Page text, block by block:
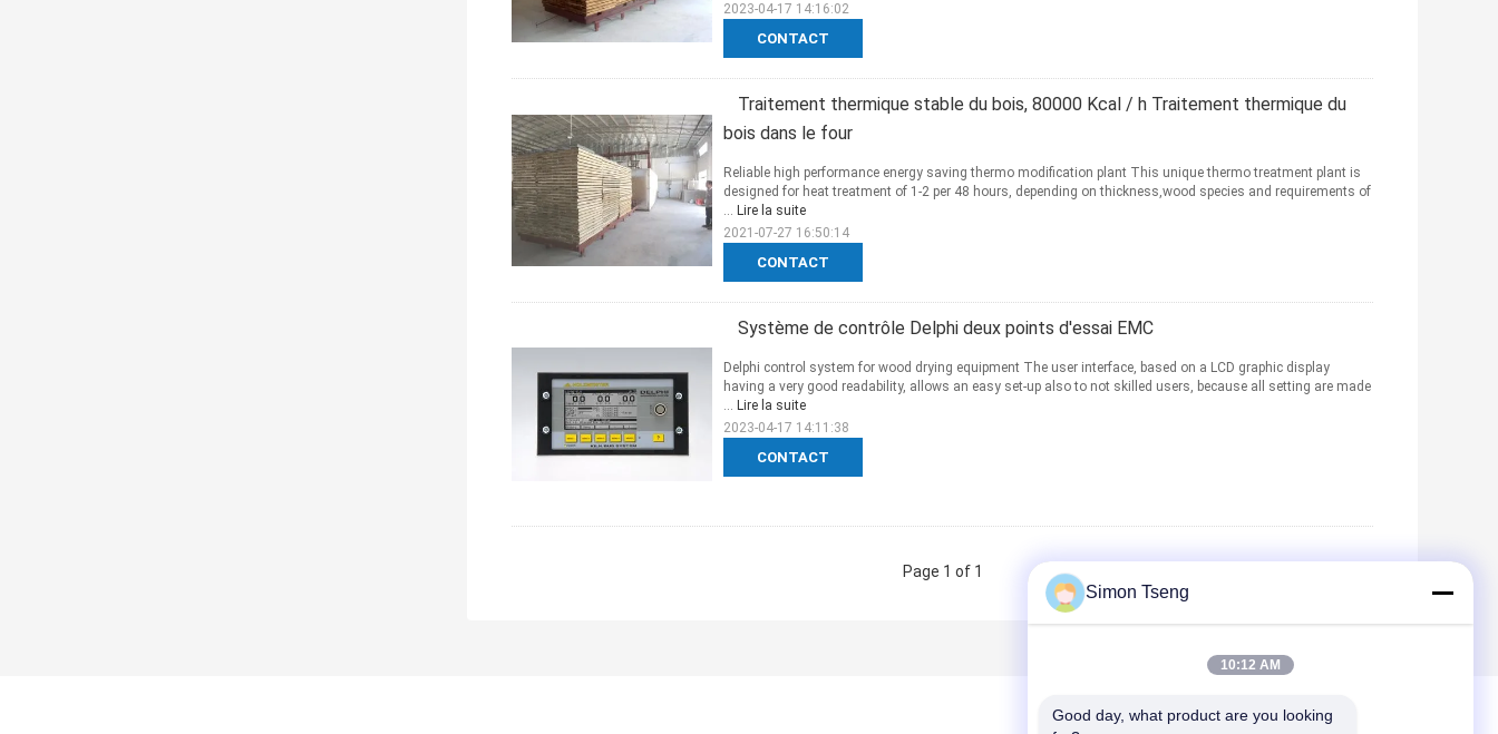
CONTACT
2023-04-17 14:16:02
Traitement thermique stable du bois, 80000 Kcal / h Traitement thermique du
bois dans le four
CONTACT
Reliable high performance energy saving thermo modification plant This unique thermo treatment plant is
designed for heat treatment of 1-2 per 48 hours, depending on thickness,wood species and requirements of
... Lire la suite
2021-07-27 16:50:14
Système de contrôle Delphi deux points d'essai EMC
CONTACT
Delphi control system for wood drying equipment The user interface, based on a LCD graphic display
having a very good readability, allows an easy set-up also to not skilled users, because all setting are made
... Lire la suite
2023-04-17 14:11:38
Page 1 of 1
Simon Tseng
10:12 AM
Good day, what product are you looking